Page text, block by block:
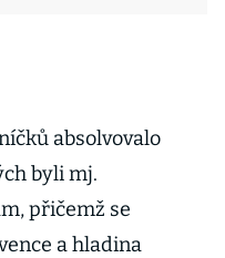
absolvovalo
byli mj.
přičemž se
a hladina